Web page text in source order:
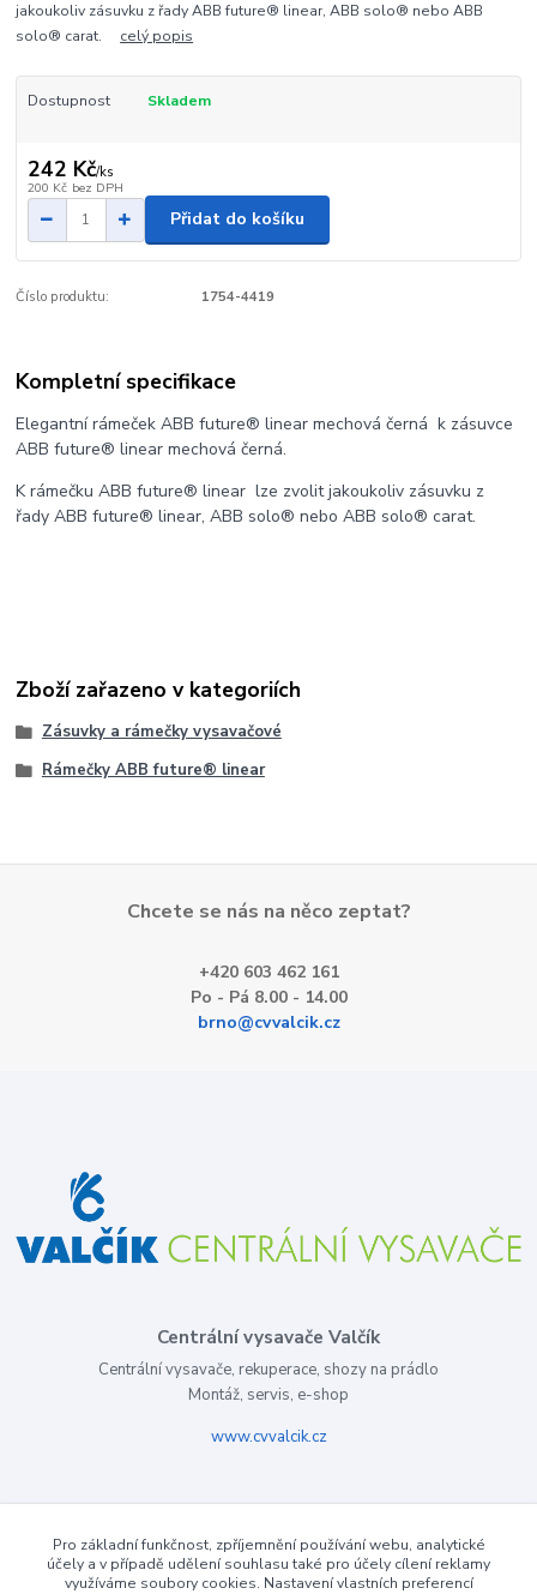
jakoukoliv zásuvku z řady ABB future® linear, ABB solo® nebo ABB
solo® carat. celý popis
Dostupnost Skladem
242 Kč/ks
200 Kč bez DPH
Přidat do košíku
Číslo produktu: 1754-4419
Kompletní specifikace
Elegantní rámeček ABB future® linear mechová černá k zásuvce
ABB future® linear mechová černá.
K rámečku ABB future® linear lze zvolit jakoukoliv zásuvku z
řady ABB future® linear, ABB solo® nebo ABB solo® carat.
Zboží zařazeno v kategoriích
Zásuvky a rámečky vysavačové
Rámečky ABB future® linear
Chcete se nás na něco zeptat?
+420 603 462 161
Po - Pá 8.00 - 14.00
brno@cvvalcik.cz
Centrální vysavače Valčík
Centrální vysavače, rekuperace, shozy na prádlo
Montáž, servis, e-shop
www.cvvalcik.cz
Pro základní funkčnost, zpříjemnění používání webu, analytické
účely a v případě udělení souhlasu také pro účely cílení reklamy
využíváme soubory cookies. Nastavení vlastních preferencí